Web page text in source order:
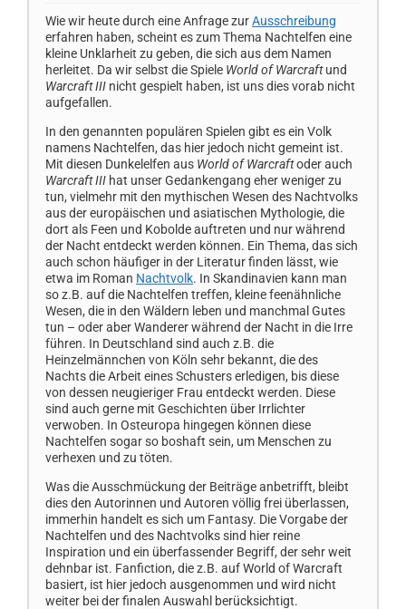
Wie wir heute durch eine Anfrage zurAusschreibung
erfahren haben, scheint es zum Thema Nachtelfen eine
kleine Unklarheit zu geben, die sich aus dem Namen
herleitet. Da wir selbst die Spiele World of Warcraftund
Warcraft III nicht gespielt haben, ist uns dies vorab nicht
aufgefallen.
In den genannten populären Spielen gibt es ein Volk
namens Nachtelfen, das hier jedoch nicht gemeint ist.
Mit diesen Dunkelelfen aus World of Warcraftoder auch
Warcraft III hat unser Gedankengang eher weniger zu
tun, vielmehr mit den mythischen Wesen des Nachtvolks
aus der europäischen und asiatischen Mythologie, die
dort als Feen und Kobolde auftreten und nur während
der Nacht entdeckt werden können. Ein Thema, das sich
auch schon häufiger in der Literatur finden lässt, wie
etwa im Roman Nachtvolk. In Skandinavien kann man
so z.B. auf die Nachtelfen treffen, kleine feenähnliche
Wesen, die in den Wäldern leben und manchmal Gutes
tun – oder aber Wanderer während der Nacht in die Irre
führen. In Deutschland sind auch z.B. die
Heinzelmännchen von Köln sehr bekannt, die des
Nachts die Arbeit eines Schusters erledigen, bis diese
von dessen neugieriger Frau entdeckt werden. Diese
sind auch gerne mit Geschichten über Irrlichter
verwoben. In Osteuropa hingegen können diese
Nachtelfen sogar so boshaft sein, um Menschen zu
verhexen und zu töten.
Was die Ausschmückung der Beiträge anbetrifft, bleibt
dies den Autorinnen und Autoren völlig frei überlassen,
immerhin handelt es sich um Fantasy. Die Vorgabe der
Nachtelfen und des Nachtvolks sind hier reine
Inspiration und ein überfassender Begriff, der sehr weit
dehnbar ist. Fanfiction, die z.B. auf World of Warcraft
basiert, ist hier jedoch ausgenommen und wird nicht
weiter bei der finalen Auswahl berücksichtigt.